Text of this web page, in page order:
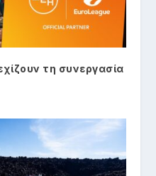
τη συνεργασία